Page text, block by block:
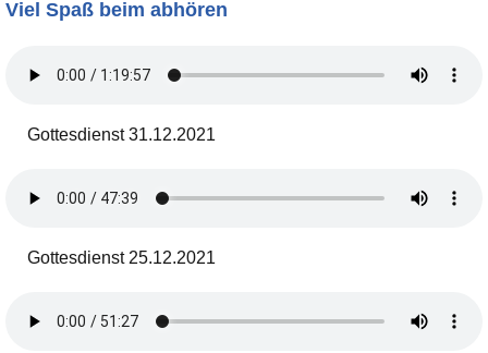
Viel Spaß beim abhören
Gottesdienst 31.12.2021
Gottesdienst 25.12.2021